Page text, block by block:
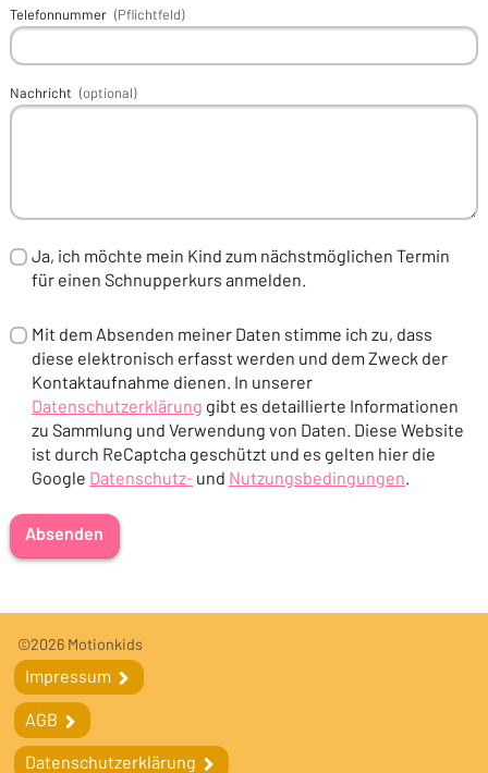
Telefonnummer (Pflichtfeld)
Nachricht (optional)
Ja, ich möchte mein Kind zum nächstmöglichen Termin
für einen Schnupperkurs anmelden.
Mit dem Absenden meiner Daten stimme ich zu, dass
diese elektronisch erfasst werden und dem Zweck der
Kontaktaufnahme dienen. In unserer
Datenschutzerklärung
(Öffnet in einem neuen Tab oder Fenster)
gibt es detaillierte Informationen
zu Sammlung und Verwendung von Daten. Diese Website
ist durch ReCaptcha geschützt und es gelten hier die
Google Datenschutz- und Nutzungsbedingungen.
Absenden
Fußleiste
Fußleistennavigation
Impressum
AGB
Datenschutzerklärung
©2026 Motionkids
Impressum
AGB
Datenschutzerklärung